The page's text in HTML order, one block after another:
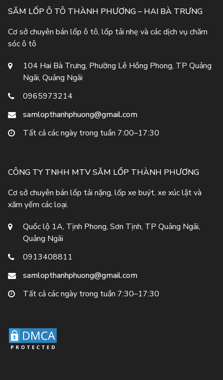
SĂM LỐP Ô TÔ THÀNH PHƯƠNG – HAI BÀ TRƯNG
Cơ sở chuyên bán lốp ô tô, lốp tải nhẹ và các dịch vụ chăm
sóc ô tô
104 Hai Bà Trưng, Phường Lê Hồng Phong, TP Quảng
Ngãi, Quảng Ngãi
0965973214
samlopthanhphuong@gmail.com
Tất cả các ngày trong tuần 7:00–17:30
CÔNG TY TNHH MTV SĂM LỐP THÀNH PHƯƠNG
Cơ sở chuyên bán lốp tải nặng, lốp xe buýt, xe xúc lật và
xăm yếm các loại.
Quốc lộ 1A, Tịnh Phong, Sơn Tịnh, TP Quảng Ngãi,
Quảng Ngãi
0913408811
samlopthanhphuong@gmail.com
Tất cả các ngày trong tuần 7:30–17:30